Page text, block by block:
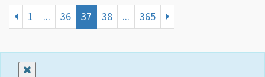
1 ... 36 37 38 ... 365